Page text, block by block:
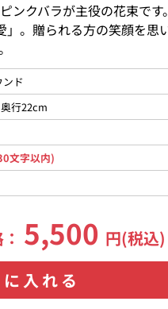
ンクバラが主役の花束です。
。贈られる方の笑顔を思
ド
行22cm
文字以内)
5,500 円(税込)
入れる